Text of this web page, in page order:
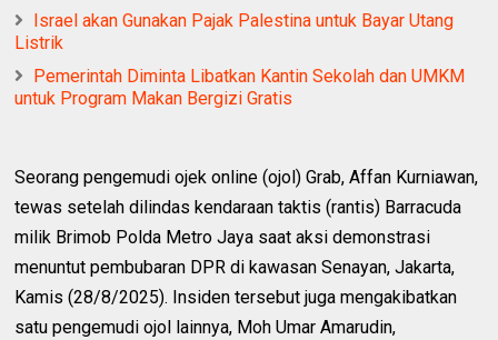
Israel akan Gunakan Pajak Palestina untuk Bayar Utang
Listrik
Pemerintah Diminta Libatkan Kantin Sekolah dan UMKM
untuk Program Makan Bergizi Gratis
Seorang pengemudi ojek online (ojol) Grab, Affan Kurniawan,
tewas setelah dilindas kendaraan taktis (rantis) Barracuda
milik Brimob Polda Metro Jaya saat aksi demonstrasi
menuntut pembubaran DPR di kawasan Senayan, Jakarta,
Kamis (28/8/2025). Insiden tersebut juga mengakibatkan
satu pengemudi ojol lainnya, Moh Umar Amarudin,